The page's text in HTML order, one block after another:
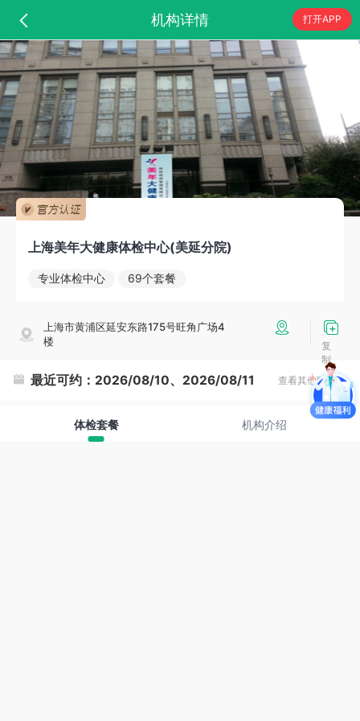
机构详情 打开APP
上海美年大健康体检中心(美延分院)
专业体检中心 69个套餐
上海市黄浦区延安东路175号旺角广场4
楼
复
制
最近可约： 2026/08/10、2026/08/11 查看其他时间
体检套餐 机构介绍